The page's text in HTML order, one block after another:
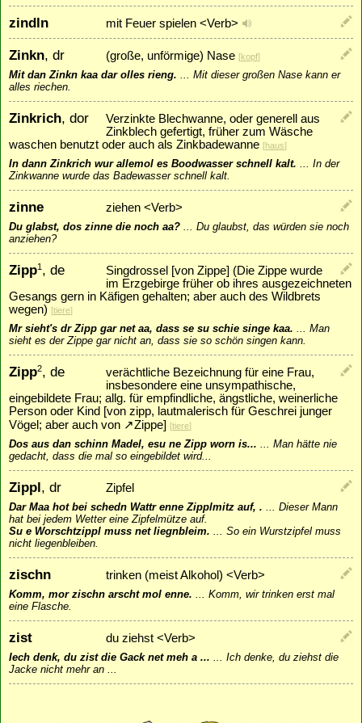
zindln mit Feuer spielen <Verb>
Zinkn, dr (große, unförmige) Nase [kopf]
Mit dan Zinkn kaa dar olles rieng.
Mit dieser großen Nase kann er
alles riechen.
Zinkrich, dor
Verzinkte Blechwanne, oder generell aus
Zinkblech gefertigt, früher zum Wäsche
waschen benutzt oder auch als Zinkbadewanne [haus]
In dann Zinkrich wur allemol es Boodwasser schnell kalt.
In der
Zinkwanne wurde das Badewasser schnell kalt.
zinne ziehen <Verb>
Du glabst, dos zinne die noch aa?
Du glaubst, das würden sie noch
anziehen?
Zipp1, de
Singdrossel [von Zippe] (Die Zippe wurde
im Erzgebirge früher ob ihres ausgezeichneten
Gesangs gern in Käfigen gehalten; aber auch des Wildbrets
wegen) [tiere]
Mr sieht's dr Zipp gar net aa, dass se su schie singe kaa.
Man
sieht es der Zippe gar nicht an, dass sie so schön singen kann.
Zipp2, de
verächtliche Bezeichnung für eine Frau,
insbesondere eine unsympathische,
eingebildete Frau; allg. für empfindliche, ängstliche, weinerliche
Person oder Kind [von zipp, lautmalerisch für Geschrei junger
Vögel; aber auch von ↗Zippe] [tiere]
Dos aus dan schinn Madel, esu ne Zipp worn is...
Man hätte nie
gedacht, dass die mal so eingebildet wird...
Zippl, dr Zipfel
Dar Maa hot bei schedn Wattr enne Zipplmitz auf, .
Dieser Mann
hat bei jedem Wetter eine Zipfelmütze auf.
Su e Worschtzippl muss net liegnbleim.
So ein Wurstzipfel muss
nicht liegenbleiben.
zischn trinken (meist Alkohol) <Verb>
Komm, mor zischn arscht mol enne.
Komm, wir trinken erst mal
eine Flasche.
zist du ziehst <Verb>
Iech denk, du zist die Gack net meh a ...
Ich denke, du ziehst die
Jacke nicht mehr an ...